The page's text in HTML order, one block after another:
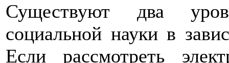
Существуют два
социальной науки в
Если рассмотреть